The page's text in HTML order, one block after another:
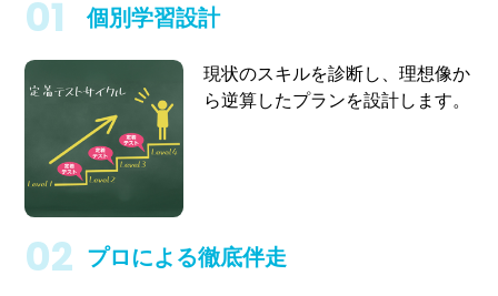
個別学習設計
現状のスキルを診断し、理想像か
ら逆算したプランを設計します。
プロによる徹底伴走